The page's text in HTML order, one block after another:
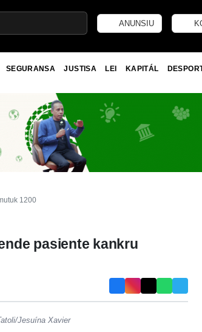
ANUNSIU
SEGURANSA JUSTISA LEI KAPITÁL
1200
pasiente kankru
Jesuína Xavier